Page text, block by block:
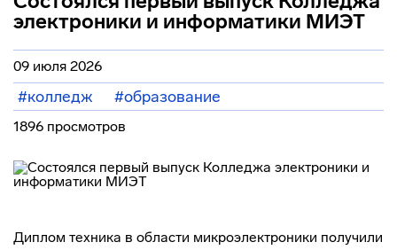
электроники и информатики МИЭТ
09 июля 2026
#колледж #образование
1896 просмотров
Диплом техника в области микроэлектроники получили